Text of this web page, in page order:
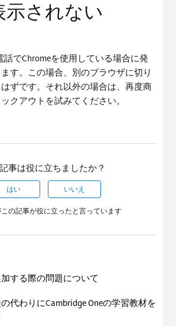
示されない
話でChromeを使用している場合に発
す。この場合、別のブラウザに切り
ずです。それ以外の場合は、再度商
クアウトを試みてください。
事は役に立ちましたか？
はい いいえ
この記事が役に立ったと言っています
する際の問題について
代わりにCambridge Oneの学習教材を